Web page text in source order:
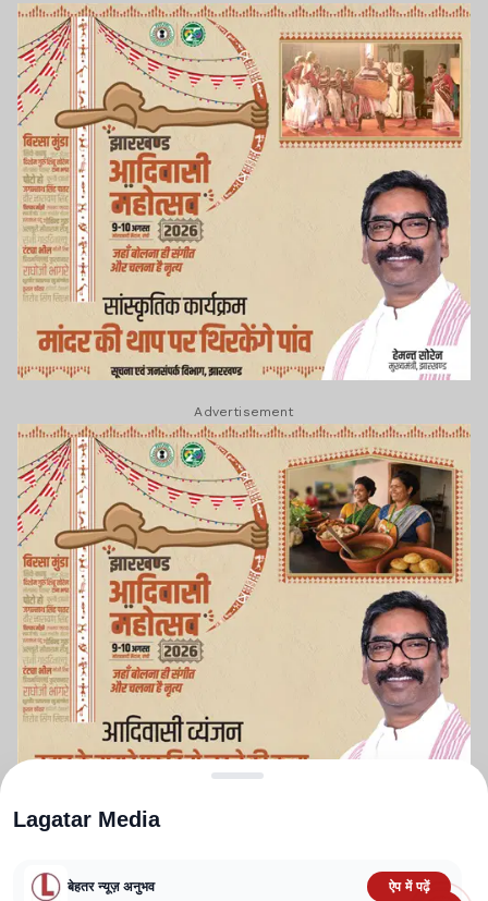
Advertisement
Lagatar Media
बेहतर न्यूज़ अनुभव ऐप में पढ़ें